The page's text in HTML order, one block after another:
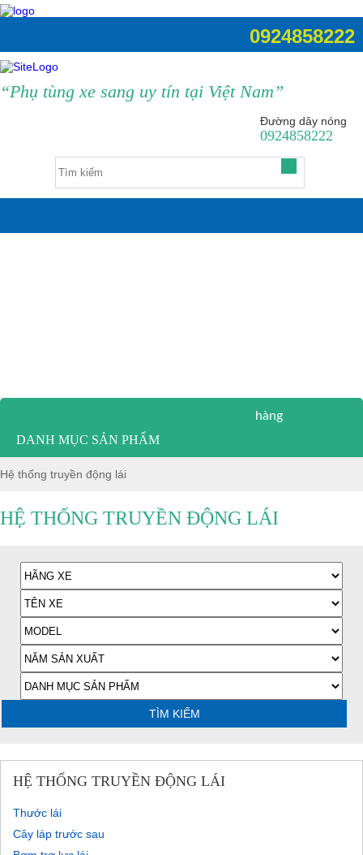
0924858222
“Phụ tùng xe sang uy tín tại Việt Nam”
Đường dây nóng
0924858222
hàng
DANH MỤC SẢN PHẨM
Hệ thống truyền động lái
HỆ THỐNG TRUYỀN ĐỘNG LÁI
TÌM KIẾM
HỆ THỐNG TRUYỀN ĐỘNG LÁI
Thước lái
Cây láp trước sau